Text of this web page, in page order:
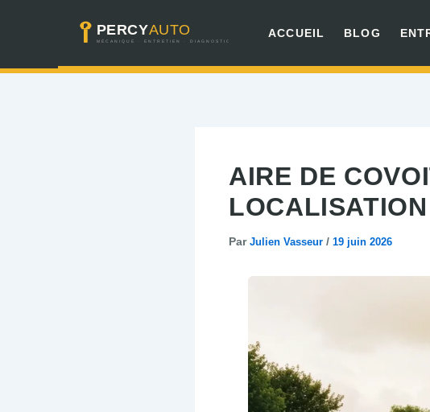
ACCUEIL BLOG
AIRE DE
Par Julien Vasseur / 19 juin 2026